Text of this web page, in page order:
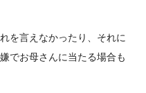
を言えなかったり、それに
でお母さんに当たる場合も